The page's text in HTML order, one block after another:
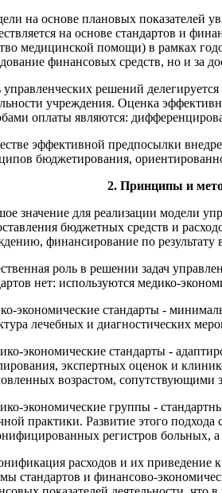
на основе плановых показателей
на основе стандартов и
медицинской помощи) в рамках
финансовых средств, но и за
управленческих решений
учреждения. Оценка
оплаты являются:
эффективной предпосылки
бюджетирования,
2. Принципы и
значение для реализации модели
бюджетных средств и
финансирование по результату
роль в решении задач
нет: используются медико-
экономические стандарты -
лечебных и диагностических
экономические стандарты -
экспертных оценок и
возрастом, сопутствующими
экономические группы -
практики. Развитие этого
регистров больных, а
расходов и их приведение
стандартов и финансово-